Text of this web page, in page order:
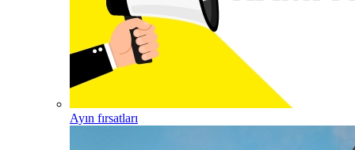
Ayın fırsatları